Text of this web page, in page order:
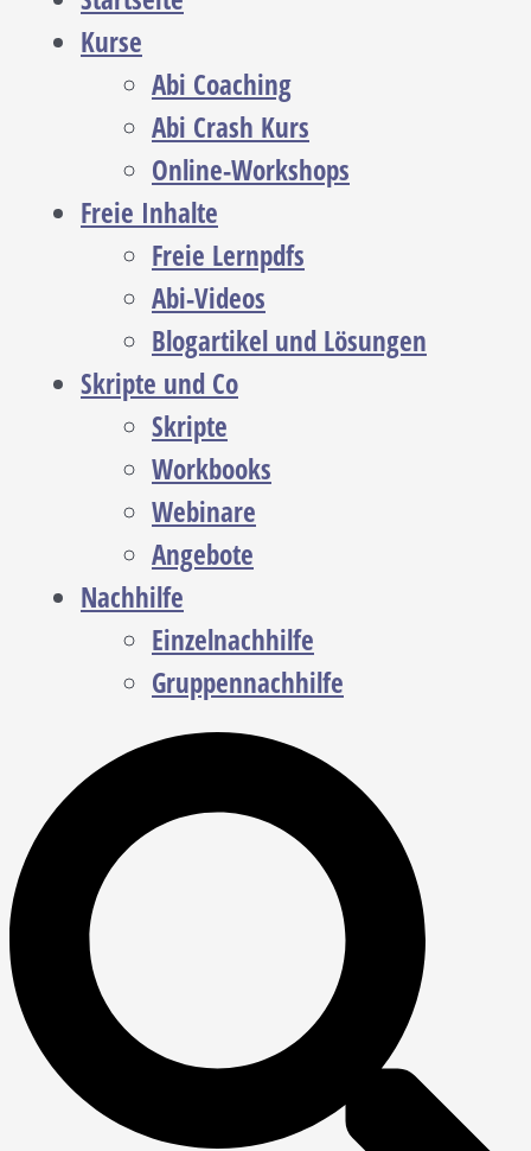
Kurse
Abi Coaching
Abi Crash Kurs
Online-Workshops
Freie Inhalte
Freie Lernpdfs
Abi-Videos
Blogartikel und Lösungen
Skripte und Co
Skripte
Workbooks
Webinare
Angebote
Nachhilfe
Einzelnachhilfe
Gruppennachhilfe